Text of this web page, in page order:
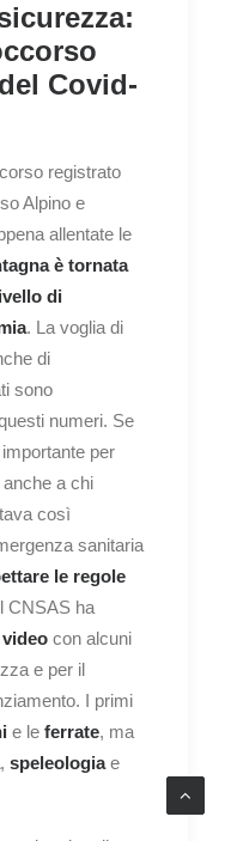
Covid-
registrato
Alpino e
allentate le
è tornata
di
. La voglia di
di
sono
numeri. Se
per
a chi
così
sanitaria
le regole
CNSAS ha
con alcuni
e per il
I primi
e le ferrate, ma
, speleologiae